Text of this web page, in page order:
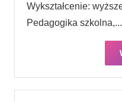
Wykształcenie:
Pedagogika szkolna,...